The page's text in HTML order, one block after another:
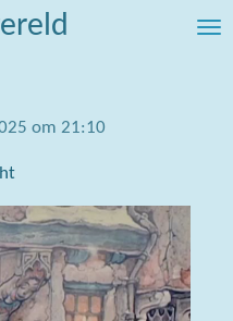
om 21:10